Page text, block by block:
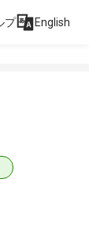
プ English